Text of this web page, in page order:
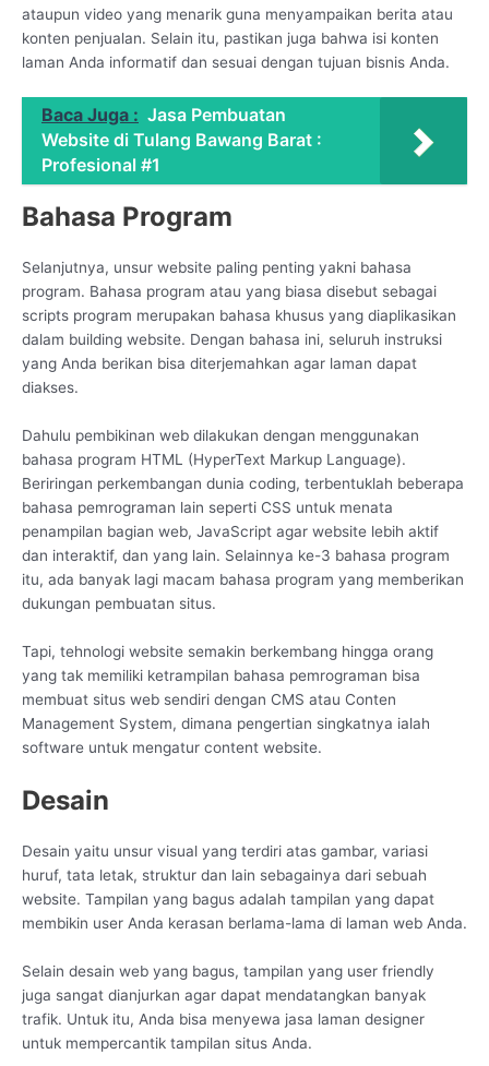
ataupun video yang menarik guna menyampaikan berita atau
konten penjualan. Selain itu, pastikan juga bahwa isi konten
laman Anda informatif dan sesuai dengan tujuan bisnis Anda.
Baca Juga : Jasa Pembuatan
Website di Tulang Bawang Barat :
Profesional #1
Bahasa Program
Selanjutnya, unsur website paling penting yakni bahasa
program. Bahasa program atau yang biasa disebut sebagai
scripts program merupakan bahasa khusus yang diaplikasikan
dalam building website. Dengan bahasa ini, seluruh instruksi
yang Anda berikan bisa diterjemahkan agar laman dapat
diakses.
Dahulu pembikinan web dilakukan dengan menggunakan
bahasa program HTML (HyperText Markup Language).
Beriringan perkembangan dunia coding, terbentuklah beberapa
bahasa pemrograman lain seperti CSS untuk menata
penampilan bagian web, JavaScript agar website lebih aktif
dan interaktif, dan yang lain. Selainnya ke-3 bahasa program
itu, ada banyak lagi macam bahasa program yang memberikan
dukungan pembuatan situs.
Tapi, tehnologi website semakin berkembang hingga orang
yang tak memiliki ketrampilan bahasa pemrograman bisa
membuat situs web sendiri dengan CMS atau Conten
Management System, dimana pengertian singkatnya ialah
software untuk mengatur content website.
Desain
Desain yaitu unsur visual yang terdiri atas gambar, variasi
huruf, tata letak, struktur dan lain sebagainya dari sebuah
website. Tampilan yang bagus adalah tampilan yang dapat
membikin user Anda kerasan berlama-lama di laman web Anda.
Selain desain web yang bagus, tampilan yang user friendly
juga sangat dianjurkan agar dapat mendatangkan banyak
trafik. Untuk itu, Anda bisa menyewa jasa laman designer
untuk mempercantik tampilan situs Anda.